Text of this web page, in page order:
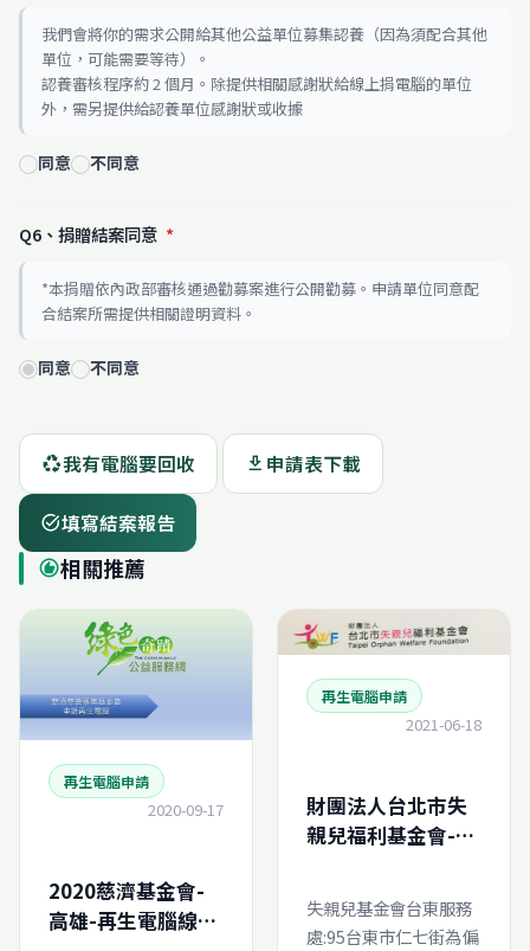
我們會將你的需求公開給其他公益單位募集認養（因為須配合其他
單位，可能需要等待）。
認養審核程序約 2 個月。除提供相關感謝狀給線上捐電腦的單位
外，需另提供給認養單位感謝狀或收據
同意 不同意
Q6、捐贈結案同意 *
*本捐贈依內政部審核通過勸募案進行公開勸募。申請單位同意配
合結案所需提供相關證明資料。
同意 不同意
recycling我有電腦要回收 download 申請表下載
task_alt填寫結案報告
recommend相關推薦
再生電腦申請
2020-09-17
2020慈濟基金會-
高雄-再生電腦線上
再生電腦申請
2021-06-18
財團法人台北市失
親兒福利基金會-再
失親兒基金會台東服務
處:95台東市仁七街為偏